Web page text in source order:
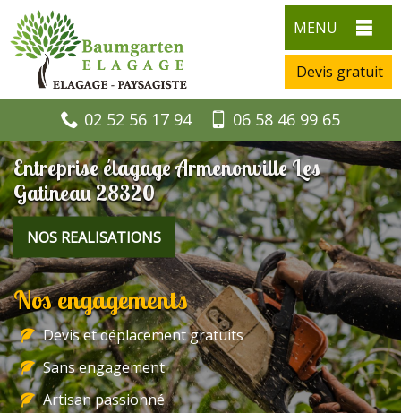
MENU
Devis gratuit
02 52 56 17 94 06 58 46 99 65
Entreprise élagage Armenonville Les
Gatineau 28320
NOS REALISATIONS
Nos engagements
Devis et déplacement gratuits
Sans engagement
Artisan passionné